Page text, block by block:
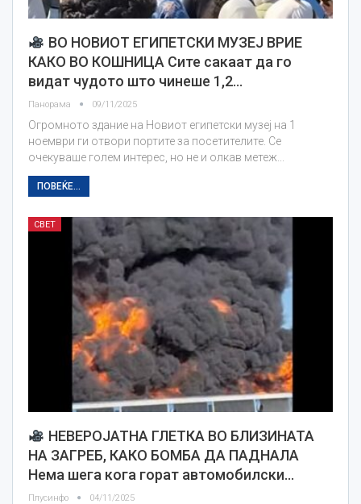
ВО НОВИОТ ЕГИПЕТСКИ МУЗЕЈ ВРИЕ
КАКО ВО КОШНИЦА Сите сакаат да го
видат чудото што чинеше 1,2…
Панорама 09/11/2025
Огромното здание на Новиот египетски музеј на 1
ноември ги отвори портите за посетителите. Се
очекуваше голем интерес, но не и олкав метеж...
ПОВЕЌЕ...
СВЕТ
НЕВЕРОЈАТНА ГЛЕТКА ВО БЛИЗИНАТА
НА ЗАГРЕБ, КАКО БОМБА ДА ПАДНАЛА
Нема шега кога горат автомобилски…
Плусинфо 04/11/2025